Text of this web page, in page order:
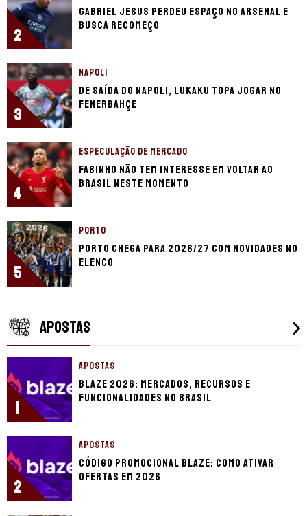
2
Gabriel Jesus perdeu espaço no Arsenal e
busca recomeço
3
NAPOLI
De saída do Napoli, Lukaku topa jogar no
Fenerbahçe
4
ESPECULAÇÃO DE MERCADO
Fabinho não tem interesse em voltar ao
Brasil neste momento
5
PORTO
Porto chega para 2026/27 com novidades no
elenco
APOSTAS
1
APOSTAS
Blaze 2026: mercados, recursos e
funcionalidades no Brasil
2
APOSTAS
Código promocional Blaze: como ativar
ofertas em 2026